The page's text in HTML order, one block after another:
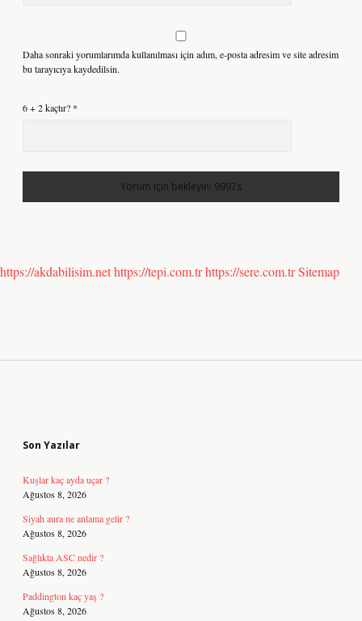
Daha sonraki yorumlarımda kullanılması için adım, e-posta adresim ve site adresim
bu tarayıcıya kaydedilsin.
6 + 2 kaçtır? *
https://akdabilisim.nethttps://tepi.com.trhttps://sere.com.trSitemap
Son Yazılar
Kuşlar kaç ayda uçar ?
Ağustos 8, 2026
Siyah aura ne anlama gelir ?
Ağustos 8, 2026
Sağlıkta ASC nedir ?
Ağustos 8, 2026
Paddington kaç yaş ?
Ağustos 8, 2026